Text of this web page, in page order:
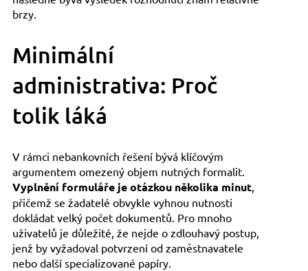
brzy.
Minimální
administrativa: Proč
tolik láká
V rámci nebankovních řešení bývá klíčovým
argumentem omezený objem nutných formalit.
Vyplnění formuláře je otázkou několika minut,
přičemž se žadatelé obvykle vyhnou nutnosti
dokládat velký počet dokumentů. Pro mnoho
uživatelů je důležité, že nejde o zdlouhavý postup,
jenž by vyžadoval potvrzení od zaměstnavatele
nebo další specializované papíry.